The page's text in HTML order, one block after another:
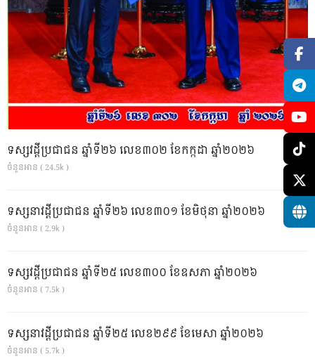
ទស្សវដ្តីប្រជាជន ឆ្នាំទី២៦ លេខ៣០២ ខែកក្កដា ឆ្នាំ២០២៦
ចំនួនអាន ( 24.5k )
ទស្សនាវដ្ដីប្រជាជន ឆ្នាំទី២៦ លេខ៣០១ ខែមិថុនា ឆ្នាំ២០២៦
ចំនួនអាន ( 2.9k )
ទស្សវដ្តីប្រជាជន ឆ្នាំទី២៥ លេខ៣០០ ខែឧសភា ឆ្នាំ២០២៦
ចំនួនអាន ( 7.5k )
ទស្សនាវដ្ដីប្រជាជន ឆ្នាំទី២៥ លេខ២៩៩ ខែមេសា ឆ្នាំ២០២៦
ចំនួនអាន ( 5.7k )